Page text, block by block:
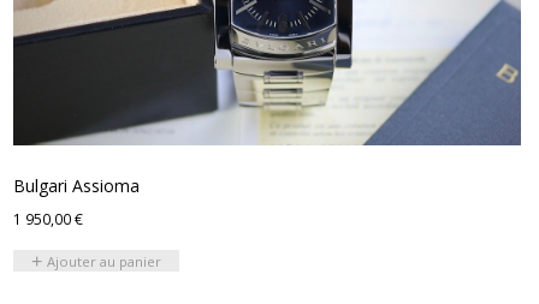
Bulgari Assioma
1 950,00€
Ajouter au panier